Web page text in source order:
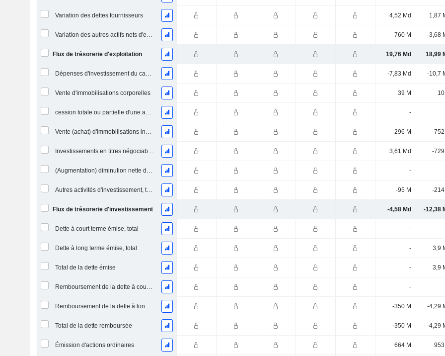
Variation des dettes fournisseurs 4,52 Md 1,87
Variation des autres actifs nets d'exploitation 760 M -3,68
Flux de trésorerie d'exploitation 19,76 Md 18,99
Dépenses d'investissement du capital (CAPEX) -7,83 Md -10,7
Vente d'immobilisations corporelles 39 M
cession totale ou partielle d'une activité -
Vente (achat) d'immobilisations incorporelles -296 M -752
Investissements en titres négociables et en actions, total 3,61 Md -729
(Augmentation) diminution nette des prêts accordés / vendus - Investissements -
Autres activités d'investissement, total -95 M -214
Flux de trésorerie d'investissement -4,58 Md -12,38
Dette à court terme émise, total -
Dette à long terme émise, total - 3,9
Total de la dette émise - 3,9
Remboursement de la dette à court terme, total -
Remboursement de la dette à long terme, total -350 M -4,29
Total de la dette remboursée -350 M -4,29
Émission d'actions ordinaires 664 M 953